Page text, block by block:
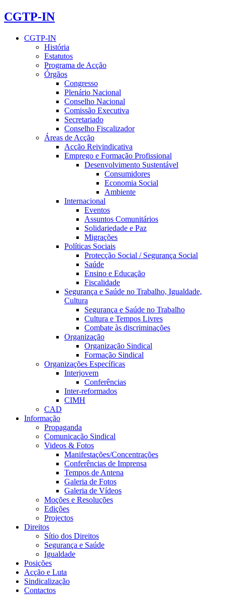
CGTP-IN
CGTP-IN
História
Estatutos
Programa de Acção
Órgãos
Congresso
Plenário Nacional
Conselho Nacional
Comissão Executiva
Secretariado
Conselho Fiscalizador
Áreas de Acção
Acção Reivindicativa
Emprego e Formação Profissional
Desenvolvimento Sustentável
Consumidores
Economia Social
Ambiente
Internacional
Eventos
Assuntos Comunitários
Solidariedade e Paz
Migrações
Políticas Sociais
Protecção Social / Segurança Social
Saúde
Ensino e Educação
Fiscalidade
Segurança e Saúde no Trabalho, Igualdade,
Cultura
Segurança e Saúde no Trabalho
Cultura e Tempos Livres
Combate às discriminações
Organização
Organização Sindical
Formação Sindical
Organizações Específicas
Interjovem
Conferências
Inter-reformados
CIMH
CAD
Informação
Propaganda
Comunicação Sindical
Videos & Fotos
Manifestações/Concentrações
Conferências de Imprensa
Tempos de Antena
Galeria de Fotos
Galeria de Vídeos
Moções e Resoluções
Edições
Projectos
Direitos
Sítio dos Direitos
Segurança e Saúde
Igualdade
Posições
Acção e Luta
Sindicalização
Contactos